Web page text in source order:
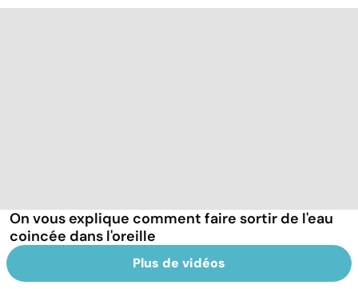
On vous explique comment faire sortir de l'eau
coincée dans l'oreille
Plus de vidéos